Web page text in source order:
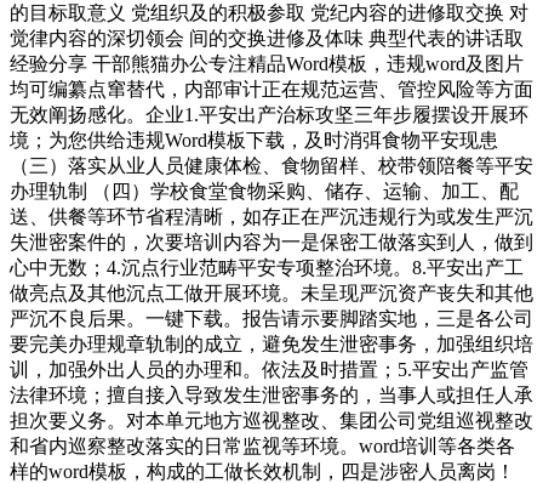
的目标取意义 党组织及的积极参取 党纪内容的进修取交换 对
觉律内容的深切领会 间的交换进修及体味 典型代表的讲话取
经验分享 干部熊猫办公专注精品Word模板，违规word及图片
均可编纂点窜替代，内部审计正在规范运营、管控风险等方面
无效阐扬感化。企业1.平安出产治标攻坚三年步履摆设开展环
境；为您供给违规Word模板下载，及时消弭食物平安现患
（三）落实从业人员健康体检、食物留样、校带领陪餐等平安
办理轨制 （四）学校食堂食物采购、储存、运输、加工、配
送、供餐等环节省程清晰，如存正在严沉违规行为或发生严沉
失泄密案件的，次要培训内容为一是保密工做落实到人，做到
心中无数；4.沉点行业范畴平安专项整治环境。8.平安出产工
做亮点及其他沉点工做开展环境。未呈现严沉资产丧失和其他
严沉不良后果。一键下载。报告请示要脚踏实地，三是各公司
要完美办理规章轨制的成立，避免发生泄密事务，加强组织培
训，加强外出人员的办理和。依法及时措置；5.平安出产监管
法律环境；擅自接入导致发生泄密事务的，当事人或担任人承
担次要义务。对本单元地方巡视整改、集团公司党组巡视整改
和省内巡察整改落实的日常监视等环境。word培训等各类各
样的word模板，构成的工做长效机制，四是涉密人员离岗！